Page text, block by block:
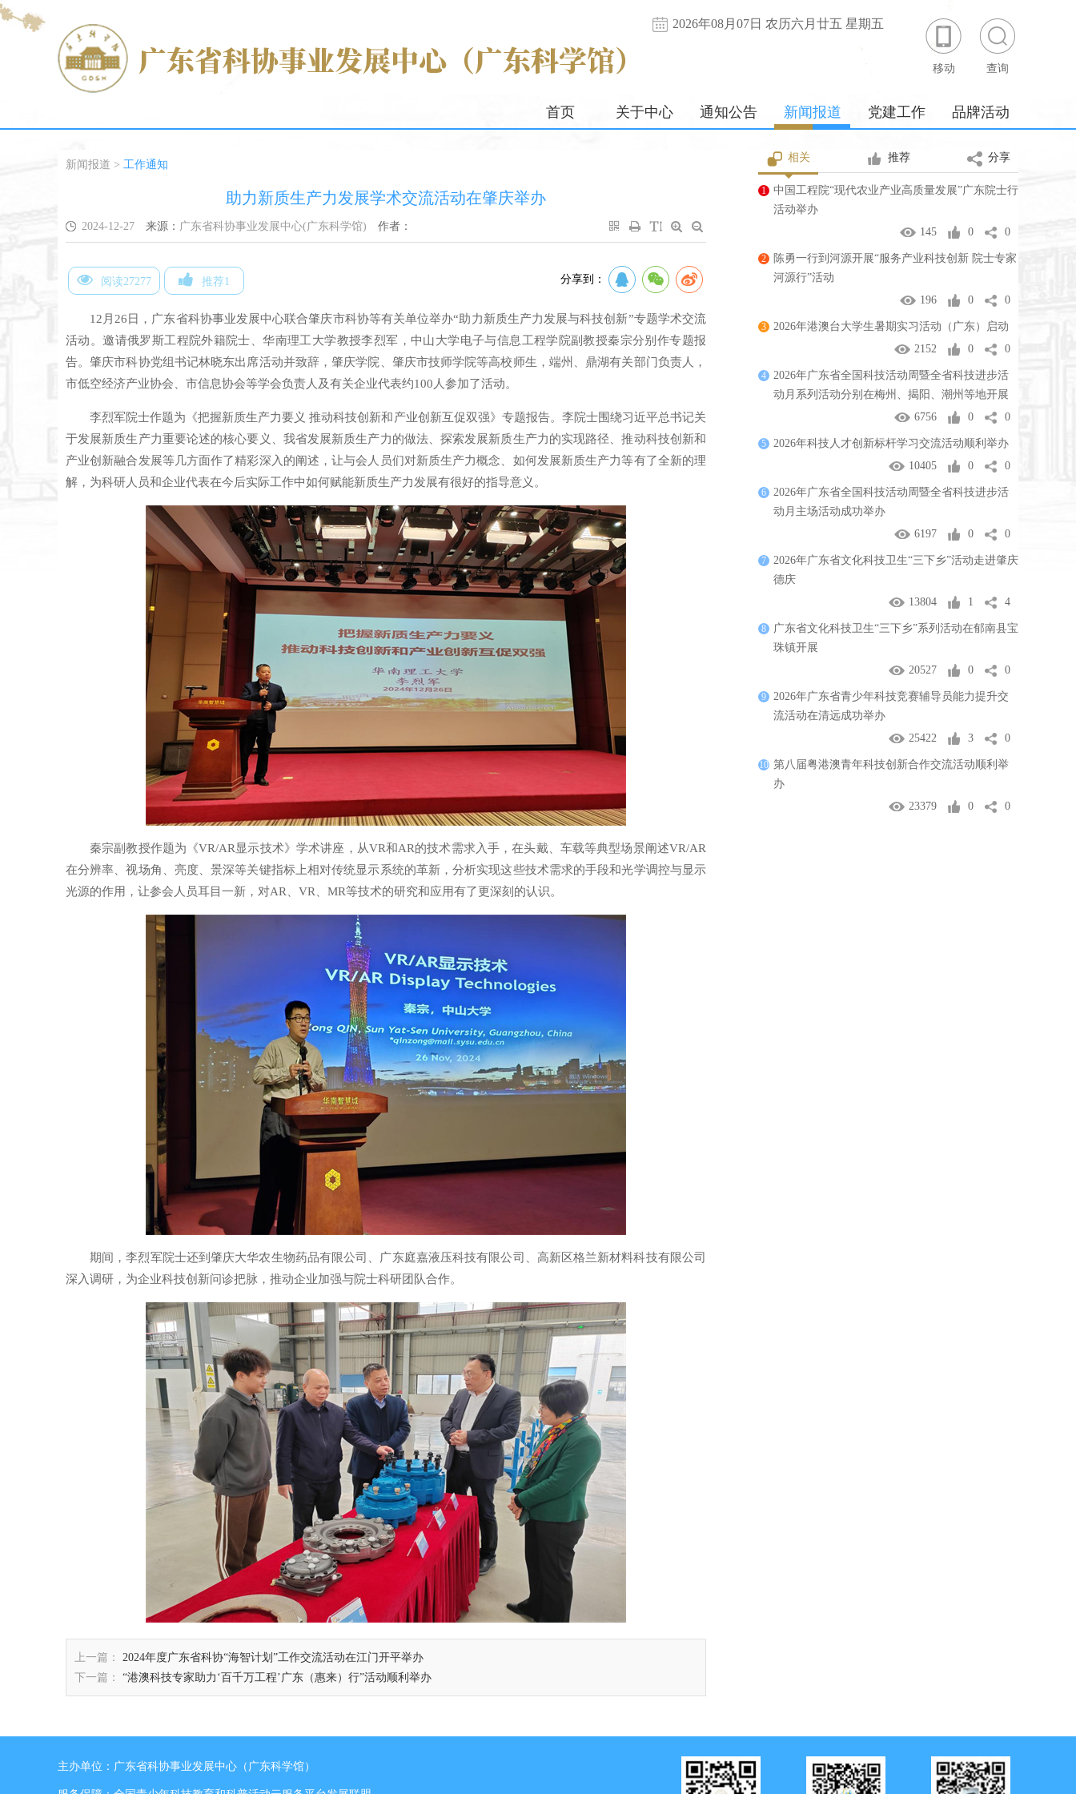
2026年08月07日 农历六月廿五 星期五
移动 查询
首页 关于中心 通知公告 新闻报道 党建工作 品牌活动
新闻报道 > 工作通知
助力新质生产力发展学术交流活动在肇庆举办
2024-12-27 来源： 广东省科协事业发展中心(广东科学馆) 作者：
阅读27277 推荐1 分享到：
12月26日，广东省科协事业发展中心联合肇庆市科协等有关单位举办“助力新质生产力发展与科技创新”专题学术交流
活动。邀请俄罗斯工程院外籍院士、华南理工大学教授李烈军，中山大学电子与信息工程学院副教授秦宗分别作专题报
告。肇庆市科协党组书记林晓东出席活动并致辞，肇庆学院、肇庆市技师学院等高校师生，端州、鼎湖有关部门负责人，
市低空经济产业协会、市信息协会等学会负责人及有关企业代表约100人参加了活动。
李烈军院士作题为《把握新质生产力要义 推动科技创新和产业创新互促双强》专题报告。李院士围绕习近平总书记关
于发展新质生产力重要论述的核心要义、我省发展新质生产力的做法、探索发展新质生产力的实现路径、推动科技创新和
产业创新融合发展等几方面作了精彩深入的阐述，让与会人员们对新质生产力概念、如何发展新质生产力等有了全新的理
解，为科研人员和企业代表在今后实际工作中如何赋能新质生产力发展有很好的指导意义。
秦宗副教授作题为《VR/AR显示技术》学术讲座，从VR和AR的技术需求入手，在头戴、车载等典型场景阐述VR/AR
在分辨率、视场角、亮度、景深等关键指标上相对传统显示系统的革新，分析实现这些技术需求的手段和光学调控与显示
光源的作用，让参会人员耳目一新，对AR、VR、MR等技术的研究和应用有了更深刻的认识。
期间，李烈军院士还到肇庆大华农生物药品有限公司、广东庭嘉液压科技有限公司、高新区格兰新材料科技有限公司
深入调研，为企业科技创新问诊把脉，推动企业加强与院士科研团队合作。
上一篇：
2024年度广东省科协“海智计划”工作交流活动在江门开平举办
下一篇：
“港澳科技专家助力‘百千万工程’广东（惠来）行”活动顺利举办
相关 推荐 分享
1
中国工程院“现代农业产业高质量发展”广东院士行
活动举办
145
0 0
2
陈勇一行到河源开展“服务产业科技创新 院士专家
河源行”活动
196
0 0
3
2026年港澳台大学生暑期实习活动（广东）启动
2152
0 0
4
2026年广东省全国科技活动周暨全省科技进步活
动月系列活动分别在梅州、揭阳、潮州等地开展
6756
0 0
5
2026年科技人才创新标杆学习交流活动顺利举办
10405
0 0
6
2026年广东省全国科技活动周暨全省科技进步活
动月主场活动成功举办
6197
0 0
7
2026年广东省文化科技卫生“三下乡”活动走进肇庆
德庆
13804
1 4
8
广东省文化科技卫生“三下乡”系列活动在郁南县宝
珠镇开展
20527
0 0
9
2026年广东省青少年科技竞赛辅导员能力提升交
流活动在清远成功举办
25422
3 0
10 第八届粤港澳青年科技创新合作交流活动顺利举
办
23379
0 0
主办单位：广东省科协事业发展中心（广东科学馆）